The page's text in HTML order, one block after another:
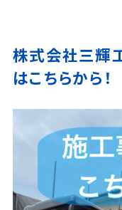
株式会社三輝
はこちらから！